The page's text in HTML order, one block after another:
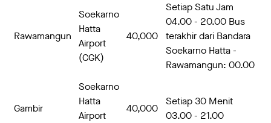
Rawamangun
Soekarno
Hatta
Airport
(CGK)
40,000
Setiap Satu Jam
04.00 - 20.00 Bus
terakhir dari Bandara
Soekarno Hatta -
Rawamangun: 00.00
Gambir
Soekarno
Hatta
Airport
40,000
Setiap 30 Menit
03.00 - 21.00